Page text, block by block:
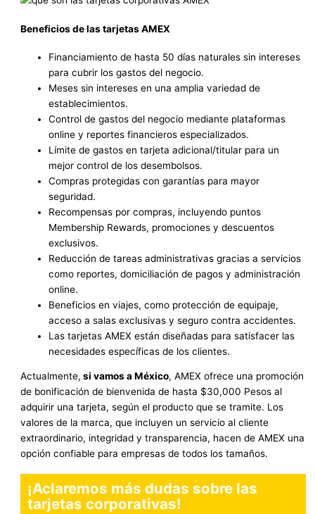
Beneficios de las tarjetas AMEX
Financiamiento de hasta 50 días naturales sin intereses
para cubrir los gastos del negocio.
Meses sin intereses en una amplia variedad de
establecimientos.
Control de gastos del negocio mediante plataformas
online y reportes financieros especializados.
Límite de gastos en tarjeta adicional/titular para un
mejor control de los desembolsos.
Compras protegidas con garantías para mayor
seguridad.
Recompensas por compras, incluyendo puntos
Membership Rewards, promociones y descuentos
exclusivos.
Reducción de tareas administrativas gracias a servicios
como reportes, domiciliación de pagos y administración
online.
Beneficios en viajes, como protección de equipaje,
acceso a salas exclusivas y seguro contra accidentes.
Las tarjetas AMEX están diseñadas para satisfacer las
necesidades específicas de los clientes.
Actualmente, si vamos a México, AMEX ofrece una promoción
de bonificación de bienvenida de hasta $30,000 Pesos al
adquirir una tarjeta, según el producto que se tramite. Los
valores de la marca, que incluyen un servicio al cliente
extraordinario, integridad y transparencia, hacen de AMEX una
opción confiable para empresas de todos los tamaños.
¡Aclaremos más dudas sobre las
tarjetas corporativas!